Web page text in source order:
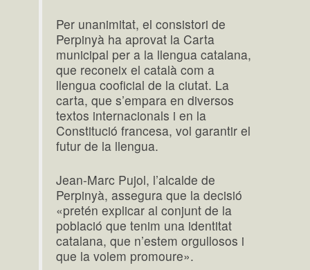
Per unanimitat, el consistori de
Perpinyà ha aprovat la Carta
municipal per a la llengua catalana,
que reconeix el català com a
llengua cooficial de la ciutat. La
carta, que s’empara en diversos
textos internacionals i en la
Constitució francesa, vol garantir el
futur de la llengua.
Jean-Marc Pujol, l’alcalde de
Perpinyà, assegura que la decisió
«pretén explicar al conjunt de la
població que tenim una identitat
catalana, que n’estem orgullosos i
que la volem promoure».